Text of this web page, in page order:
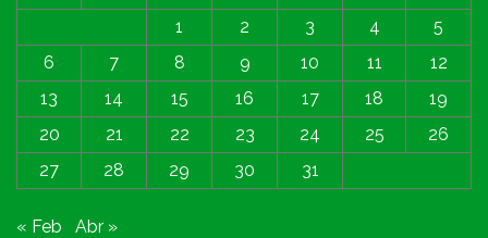
1
2 3 4
5
6
7 8 9 10 11
12
13
14 15 16 17 18
19
20
21 22 23 24 25
26
27
28 29 30 31
« Feb Abr »